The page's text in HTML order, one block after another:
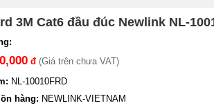
3M Cat6 đầu đúc Newlink NL-
đ (Giá trên chưa VAT)
NL-10010FRD
hàng: NEWLINK-VIETNAM